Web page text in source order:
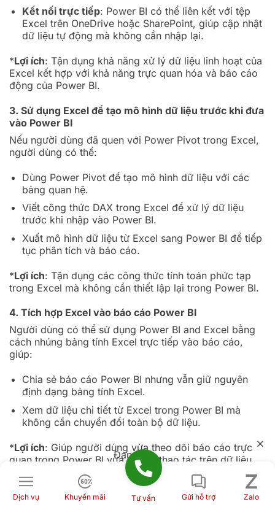
Kết nối trực tiếp: Power BI có thể liên kết với tệp
Excel trên OneDrive hoặc SharePoint, giúp cập nhật
dữ liệu tự động mà không cần nhập lại.
*Lợi ích: Tận dụng khả năng xử lý dữ liệu linh hoạt của
Excel kết hợp với khả năng trực quan hóa và báo cáo
động của Power BI.
3. Sử dụng Excel để tạo mô hình dữ liệu trước khi đưa
vào Power BI
Nếu người dùng đã quen với Power Pivot trong Excel,
người dùng có thể:
Dùng Power Pivot để tạo mô hình dữ liệu với các
bảng quan hệ.
Viết công thức DAX trong Excel để xử lý dữ liệu
trước khi nhập vào Power BI.
Xuất mô hình dữ liệu từ Excel sang Power BI để tiếp
tục phân tích và báo cáo.
*Lợi ích: Tận dụng các công thức tính toán phức tạp
trong Excel mà không cần thiết lập lại trong Power BI.
4. Tích hợp Excel vào báo cáo Power BI
Người dùng có thể sử dụng Power BI and Excel bằng
cách nhúng bảng tính Excel trực tiếp vào báo cáo,
giúp:
Chia sẻ báo cáo Power BI nhưng vẫn giữ nguyên
định dạng bảng tính Excel.
Xem dữ liệu chi tiết từ Excel trong Power BI mà
không cần chuyển đổi toàn bộ dữ liệu.
*Lợi ích: Giúp người dùng vừa theo dõi báo cáo trực
quan trong Power BI vừa có thể thao tác trên dữ liệu
gốc trong Excel.
5. Kết nối Excel với Power BI để lấy dữ liệu và tạo báo
Dịch vụ Khuyến mãi Tư vấn Gửi hỗ trợ Zalo
Đang tải...